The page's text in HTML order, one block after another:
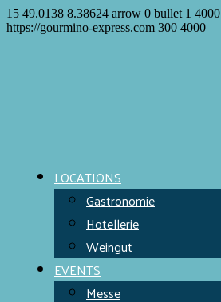
15 49.0138 8.38624 arrow 0 bullet 1 4000
https://gourmino-express.com 300 4000
LOCATIONS
Gastronomie
Hotellerie
Weingut
EVENTS
Messe